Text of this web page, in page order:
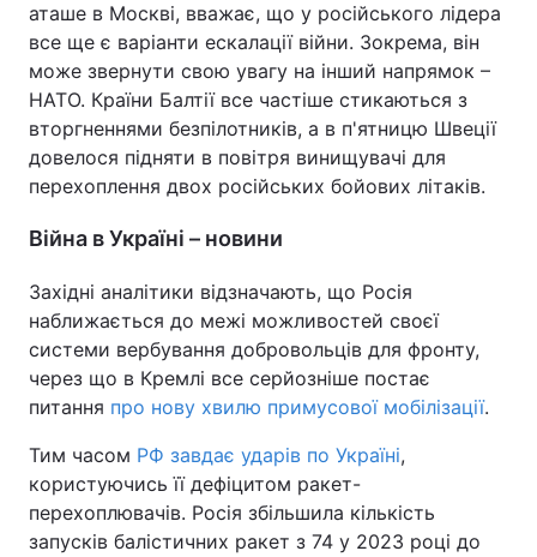
аташе в Москві, вважає, що у російського лідера
все ще є варіанти ескалації війни. Зокрема, він
може звернути свою увагу на інший напрямок –
НАТО. Країни Балтії все частіше стикаються з
вторгненнями безпілотників, а в п'ятницю Швеції
довелося підняти в повітря винищувачі для
перехоплення двох російських бойових літаків.
Війна в Україні – новини
Західні аналітики відзначають, що Росія
наближається до межі можливостей своєї
системи вербування добровольців для фронту,
через що в Кремлі все серйозніше постає
питання про нову хвилю примусової мобілізації.
Тим часом РФ завдає ударів по Україні,
користуючись її дефіцитом ракет-
перехоплювачів. Росія збільшила кількість
запусків балістичних ракет з 74 у 2023 році до